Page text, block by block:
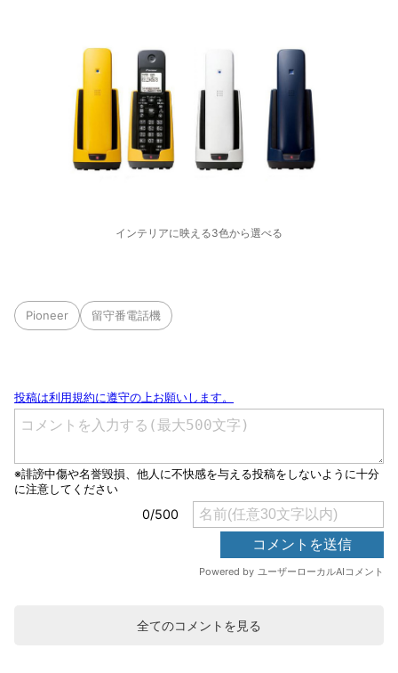
インテリアに映える3色から選べる
Pioneer 留守番電話機
全てのコメントを見る